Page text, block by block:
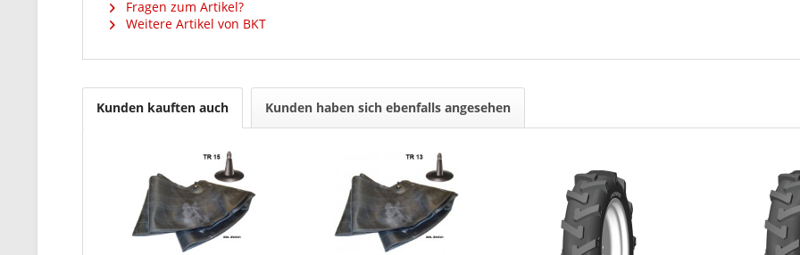
Fragen zum Artikel?
Weitere Artikel von BKT
Kunden kauften auch Kunden haben sich ebenfalls angesehen